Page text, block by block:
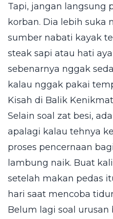
Tapi, jangan langsung
korban. Dia lebih suka
sumber nabati kayak
steak sapi atau hati
sebenarnya nggak
kalau nggak pakai
Kisah di Balik
Selain soal zat besi,
apalagi kalau tehnya
proses pencernaan
lambung naik. Buat
setelah makan pedas
hari saat mencoba
Belum lagi soal